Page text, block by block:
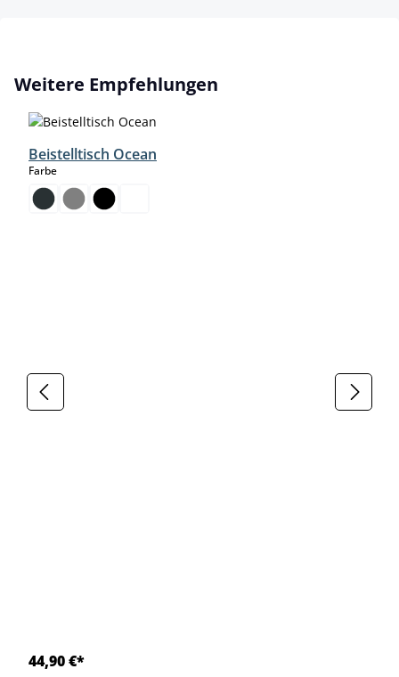
Skip product gallery
Weitere Empfehlungen
Beistelltisch Ocean
Farbeauswählen
44,90 €*